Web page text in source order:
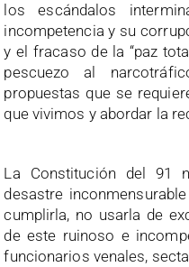
los escándalos
incompetencia y su
y el fracaso de la “paz
pescuezo al
propuestas que se
que vivimos y abordar la
La Constitución del 91
desastre
cumplirla, no usarla de
de este ruinoso e
funcionarios venales,